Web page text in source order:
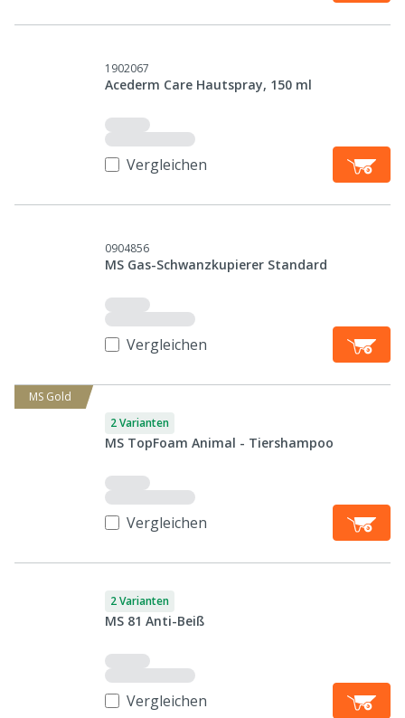
1902067
Acederm Care Hautspray, 150 ml
Vergleichen
0904856
MS Gas-Schwanzkupierer Standard
Vergleichen
MS Gold
2 Varianten
MS TopFoam Animal - Tiershampoo
Vergleichen
2 Varianten
MS 81 Anti-Beiß
Vergleichen